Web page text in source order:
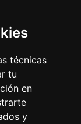
técnicas
tu
en
y
de Coslada,